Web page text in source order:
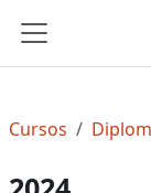
Panel
Cursos